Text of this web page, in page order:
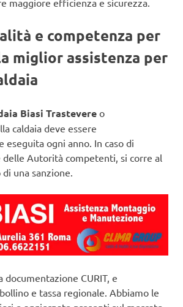
maggiore efficienza e sicurezza.
e competenza per
miglior assistenza per
Biasi Trastevere o
caldaia deve essere
ogni anno. In caso di
Autorità competenti, si corre al
una sanzione.
documentazione CURIT, e
e tassa regionale. Abbiamo le